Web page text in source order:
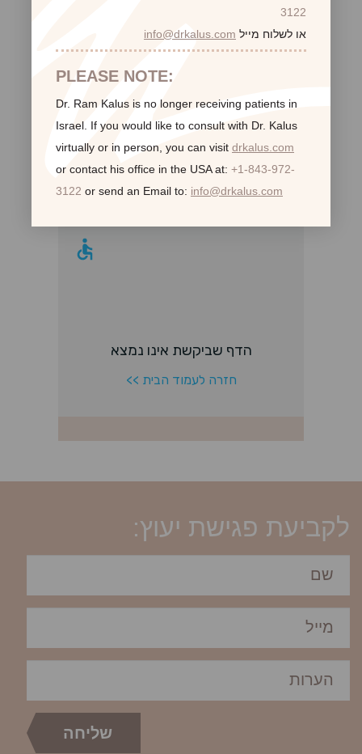
Restylane רסטילן
לקוחות ממליצות:
לקביעת פגישת יעוץ:
3122
או לשלוח מייל info@drkalus.com
PLEASE NOTE:
Dr. Ram Kalus is no longer receiving patients in
Israel. If you would like to consult with Dr. Kalus
virtually or in person, you can visit drkalus.com
or contact his office in the USA at: +1-843-972-
3122 or send an Email to: info@drkalus.com